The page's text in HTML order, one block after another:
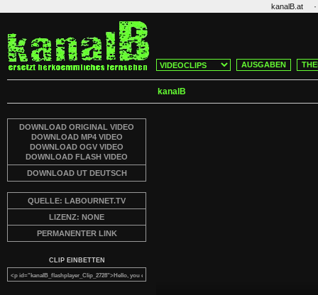
kanalB.at ·
AUSGABEN
kanalB
DOWNLOAD ORIGINAL VIDEO
DOWNLOAD MP4 VIDEO
DOWNLOAD OGV VIDEO
DOWNLOAD FLASH VIDEO
DOWNLOAD UT DEUTSCH
QUELLE: LABOURNET.TV
LIZENZ: NONE
PERMANENTER LINK
CLIP EINBETTEN